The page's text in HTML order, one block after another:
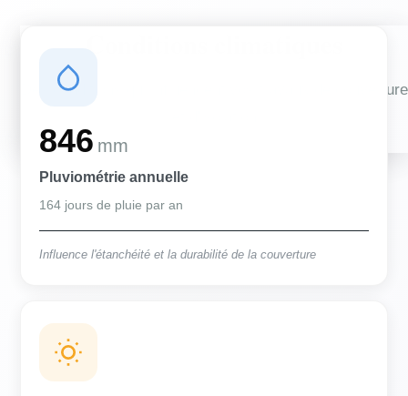
Des conditions qui influencent vos travaux de couverture
846 mm
Pluviométrie annuelle
164 jours de pluie par an
Influence l'étanchéité et la durabilité de la couverture